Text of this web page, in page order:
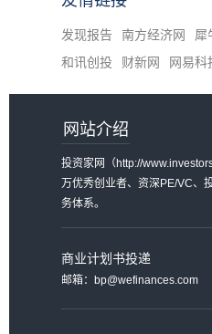
发现报告 南方经济网 犀
和讯创投
财新网 网易科
网站介绍
投资家网（http://
万优秀创业者、资深PE/VC、
务体系。
商业计划书投递
邮箱：bp@wefinances.com